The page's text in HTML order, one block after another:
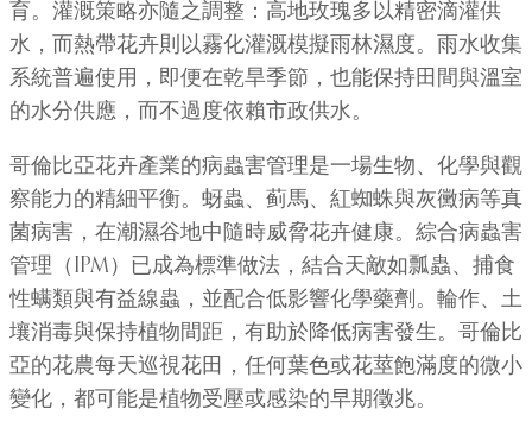
育。灌溉策略亦隨之調整：高地玫瑰多以精密滴灌供
水，而熱帶花卉則以霧化灌溉模擬雨林濕度。雨水收集
系統普遍使用，即便在乾旱季節，也能保持田間與溫室
的水分供應，而不過度依賴市政供水。
哥倫比亞花卉產業的病蟲害管理是一場生物、化學與觀
察能力的精細平衡。蚜蟲、蓟馬、紅蜘蛛與灰黴病等真
菌病害，在潮濕谷地中隨時威脅花卉健康。綜合病蟲害
管理（IPM）已成為標準做法，結合天敵如瓢蟲、捕食
性螨類與有益線蟲，並配合低影響化學藥劑。輪作、土
壤消毒與保持植物間距，有助於降低病害發生。哥倫比
亞的花農每天巡視花田，任何葉色或花莖飽滿度的微小
變化，都可能是植物受壓或感染的早期徵兆。